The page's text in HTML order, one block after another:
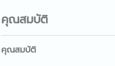
คุณสมบัติ
คุณสมบัติ